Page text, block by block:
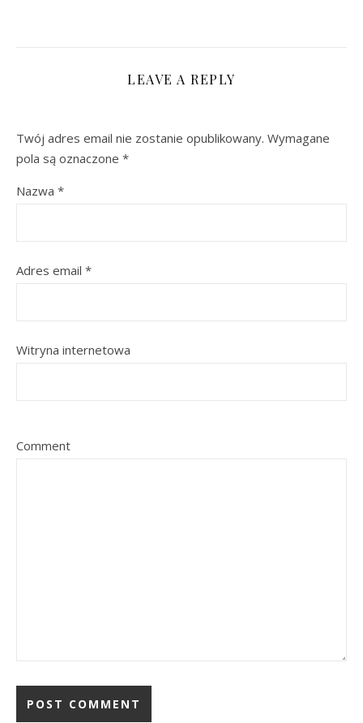
LEAVE A REPLY
Twój adres email nie zostanie opublikowany. Wymagane
pola są oznaczone *
Nazwa *
Adres email *
Witryna internetowa
Comment